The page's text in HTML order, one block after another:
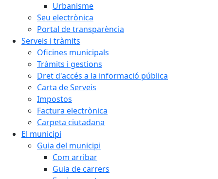
Urbanisme
Seu electrònica
Portal de transparència
Serveis i tràmits
Oficines municipals
Tràmits i gestions
Dret d'accés a la informació pública
Carta de Serveis
Impostos
Factura electrònica
Carpeta ciutadana
El municipi
Guia del municipi
Com arribar
Guia de carrers